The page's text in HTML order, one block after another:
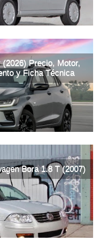
Precio, Motor,
y Ficha Técnica
Bora 1.8 T (2007)